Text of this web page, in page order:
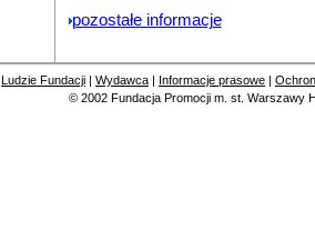
pozostałe informacje
Ludzie Fundacji | Wydawca | Informacje prasowe |
© 2002 Fundacja Promocji m. st. Warszawy